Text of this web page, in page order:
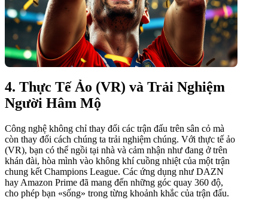
4. Thực Tế Ảo (VR) và Trải Nghiệm
Người Hâm Mộ
Công nghệ không chỉ thay đổi các trận đấu trên sân cỏ mà
còn thay đổi cách chúng ta trải nghiệm chúng. Với thực tế ảo
(VR), bạn có thể ngồi tại nhà và cảm nhận như đang ở trên
khán đài, hòa mình vào không khí cuồng nhiệt của một trận
chung kết Champions League. Các ứng dụng như DAZN
hay Amazon Prime đã mang đến những góc quay 360 độ,
cho phép bạn «sống» trong từng khoảnh khắc của trận đấu.